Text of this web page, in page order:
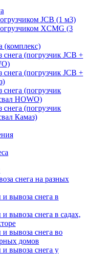
JCB (1 м3)
XCMG (3
(комплекс)
снега (погрузчик JCB +
снега (погрузчик JCB +
снега (погрузчик
HOWO)
снега (погрузчик
Камаз)
снега на разных
вывоза снега в
вывоза снега в садах,
вывоза снега во
домов
вывоза снега у